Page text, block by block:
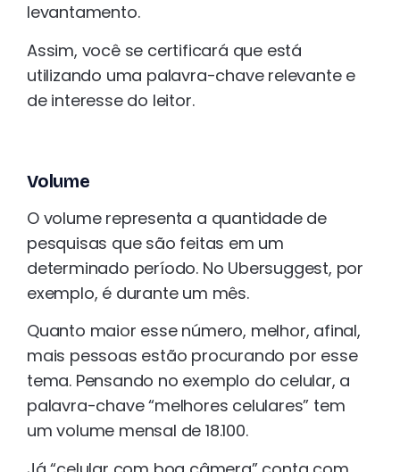
levantamento.
Assim, você se certificará que está
utilizando uma palavra-chave relevante e
de interesse do leitor.
Volume
O volume representa a quantidade de
pesquisas que são feitas em um
determinado período. No Ubersuggest, por
exemplo, é durante um mês.
Quanto maior esse número, melhor, afinal,
mais pessoas estão procurando por esse
tema. Pensando no exemplo do celular, a
palavra-chave “melhores celulares” tem
um volume mensal de 18.100.